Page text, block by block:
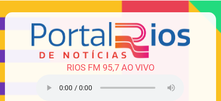
RIOS FM 95,7 AO VIVO